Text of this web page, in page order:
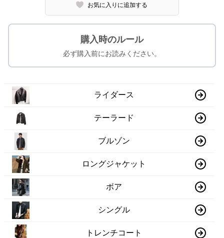
お気に入りに追加する
購入時のルール
必ず購入前にお読みください。
ライダース
テーラード
ブルゾン
ロングジャケット
ボア
シングル
トレンチコート